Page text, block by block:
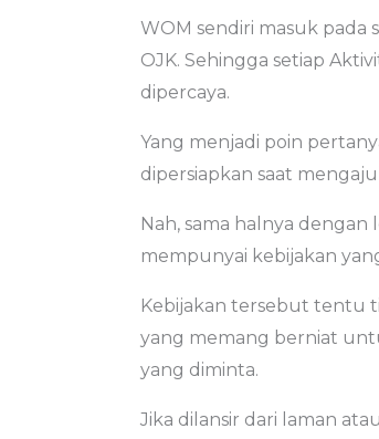
WOM sendiri masuk pada
OJK. Sehingga setiap
dipercaya.
Yang menjadi poin
dipersiapkan saat
Nah, sama halnya
mempunyai kebijakan
Kebijakan tersebut tentu
yang memang berniat
yang diminta.
Jika dilansir dari laman